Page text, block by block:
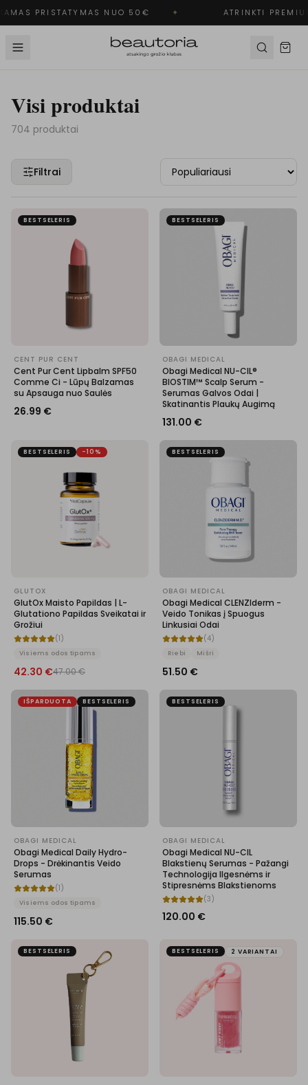
PRISTATYMAS NUO 50€ ✦ ATRINKTI
Visi produktai
704 produktai
Filtrai
BESTSELERIS
CENT PUR CENT
Cent Pur Cent Lipbalm SPF50
Comme Ci - Lūpų Balzamas
su Apsauga nuo Saulės
26.99 €
BESTSELERIS
OBAGI MEDICAL
Obagi Medical NU-CIL®
BIOSTIM™ Scalp Serum -
Serumas Galvos Odai |
Skatinantis Plaukų Augimą
131.00 €
BESTSELERIS -10%
GLUTOX
GlutOx Maisto Papildas | L-
Glutationo Papildas Sveikatai ir
Grožiui
(1 )
Visiems odos tipams
42.30 €47.00€
BESTSELERIS
OBAGI MEDICAL
Obagi Medical CLENZIderm -
Veido Tonikas į Spuogus
Linkusiai Odai
(4)
Riebi Mišri
51.50 €
IŠPARDUOTA BESTSELERIS
OBAGI MEDICAL
Obagi Medical Daily Hydro-
Drops - Drėkinantis Veido
Serumas
(1 )
Visiems odos tipams
115.50 €
BESTSELERIS
OBAGI MEDICAL
Obagi Medical NU-CIL
Blakstienų Serumas - Pažangi
Technologija Ilgesnėms ir
Stipresnėms Blakstienoms
(3 )
120.00 €
BESTSELERIS BESTSELERIS 2 VARIANTAI